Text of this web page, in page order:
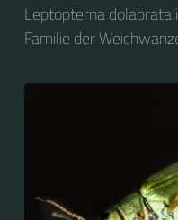
Leptopterna dolabrata
Familie der